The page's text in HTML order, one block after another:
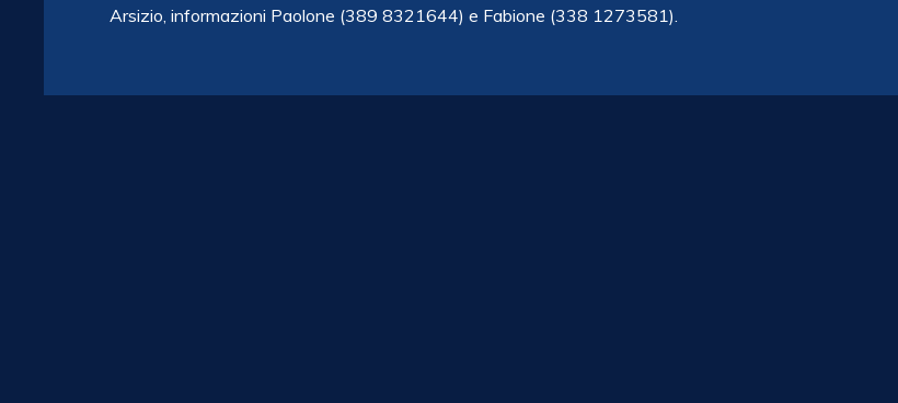
Arsizio, informazioni Paolone (389 8321644) e Fabione (338 1273581).